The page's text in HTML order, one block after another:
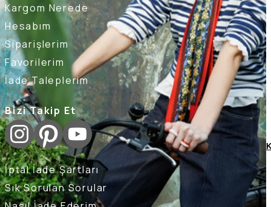
Kargom Nerede
Hesabım
Siparişlerim
Favorilerim
İade Taleplerim
Bizi Takip Et
İptal İade Şartları
Sık Sorulan Sorular